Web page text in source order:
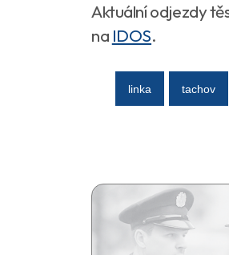
Aktuální odjezdy
na IDOS.
linka tachov